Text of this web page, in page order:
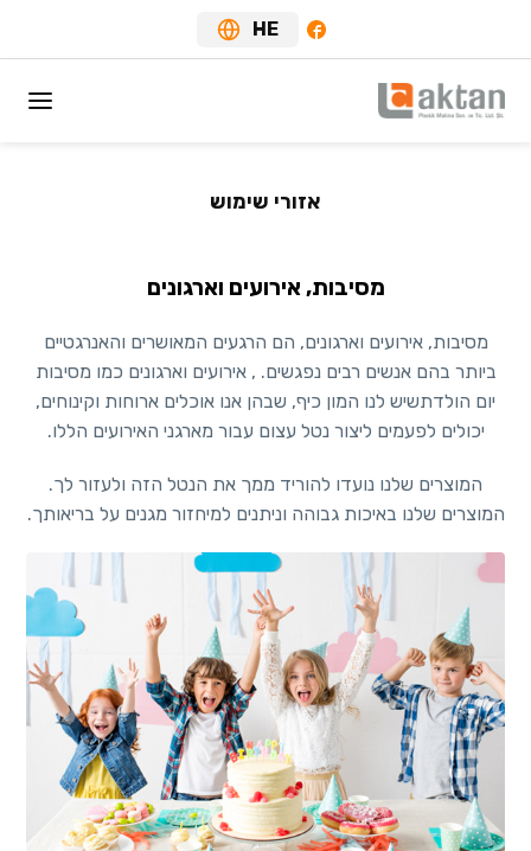
HE
אזורי שימוש
מסיבות, אירועים וארגונים
מסיבות, אירועים וארגונים, הם הרגעים המאושרים והאנרגטיים
ביותר בהם אנשים רבים נפגשים. , אירועים וארגונים כמו מסיבות
יום הולדתשיש לנו המון כיף, שבהן אנו אוכלים ארוחות וקינוחים,
יכולים לפעמים ליצור נטל עצום עבור מארגני האירועים הללו.
המוצרים שלנו נועדו להוריד ממך את הנטל הזה ולעזור לך.
המוצרים שלנו באיכות גבוהה וניתנים למיחזור מגנים על בריאותך.